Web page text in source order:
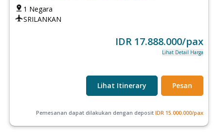
1 Negara
SRILANKAN
IDR 17.888.000/pax
Lihat Detail Harga
Lihat Itinerary Pesan
Pemesanan dapat dilakukan dengan deposit IDR 15.000.000/pax